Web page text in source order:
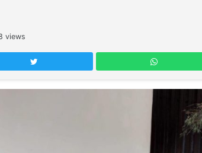
views